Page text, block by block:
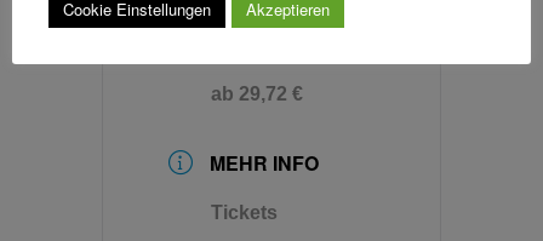
ab 29,72 €
MEHR INFO
Tickets
Cookie Einstellungen Akzeptieren